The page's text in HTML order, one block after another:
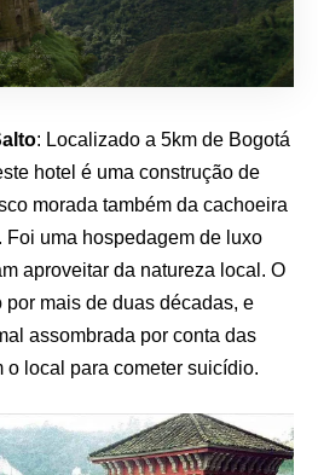
: Localizado a 5km de Bogotá
hotel é uma construção de
morada também da cachoeira
Foi uma hospedagem de luxo
aproveitar da natureza local. O
mais de duas décadas, e
assombrada por conta das
o local para cometer suicídio.